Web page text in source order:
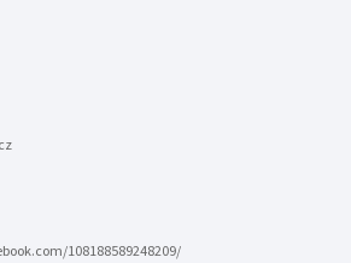
108188589248209/